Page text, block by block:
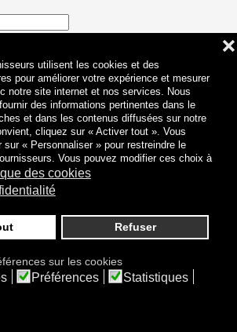
utilisent les cookies et des
pour améliorer votre expérience et mesurer
notre site internet et nos services. Nous
des informations pertinentes dans le
et dans les contenus diffusées sur notre
cliquez sur « Activer tout ». Vous
« Personnaliser » pour restreindre le
Vous pouvez modifier ces choix à
des cookies
Refuser
❌
sur les cookies
Préférences
Statistiques
lesTermes et conditionset la
2026 CidB. Tous droits réservés.